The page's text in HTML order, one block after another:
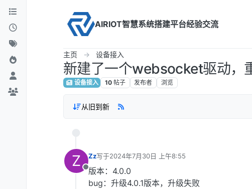
Skip to content
AIRIOT智慧系统搭建平台经验交流
主页 设备接入
新建了一个websocket驱动
设备接入 10 帖子 发布者 浏览
从旧到新
Z
离线
Zz写于2024年7月30日 上午8:55
最后由 编辑
版本：4.0.0
bug：升级4.0.1版本，升级失败